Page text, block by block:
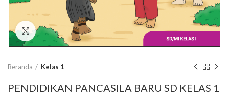
Click to enlarge
Beranda Kelas 1
PENDIDIKAN PANCASILA BARU SD KELAS 1